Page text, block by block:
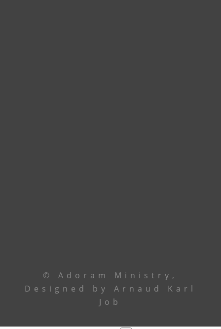
© Adoram Ministry,
Designed by Arnaud Karl
Job